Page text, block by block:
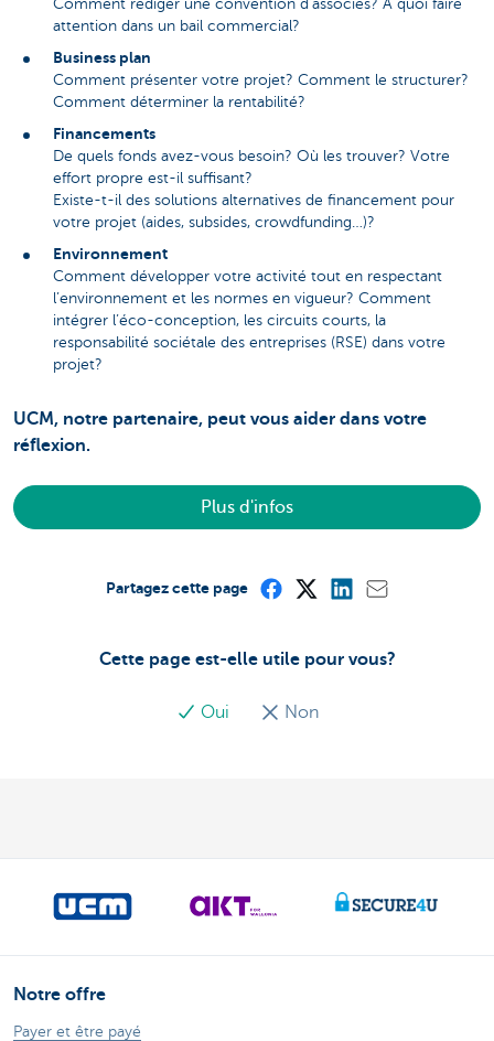
Comment rédiger une convention d’associés? A quoi faire
attention dans un bail commercial?
Business plan
Comment présenter votre projet? Comment le structurer?
Comment déterminer la rentabilité?
Financements
De quels fonds avez-vous besoin? Où les trouver? Votre
effort propre est-il suffisant?
Existe-t-il des solutions alternatives de financement pour
votre projet (aides, subsides, crowdfunding…)?
Environnement
Comment développer votre activité tout en respectant
l’environnement et les normes en vigueur? Comment
intégrer l’éco-conception, les circuits courts, la
responsabilité sociétale des entreprises (RSE) dans votre
projet?
UCM, notre partenaire, peut vous aider dans votre
réflexion.
Plus d'infos
Cette page est-elle utile pour vous?
Oui Non
Partagez cette page
Notre offre
Payer et être payé